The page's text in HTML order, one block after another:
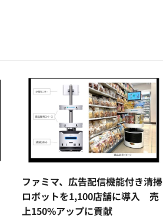
ファミマ、広告配信機能付き清掃
ロボットを1,100店舗に導入 売
上150%アップに貢献